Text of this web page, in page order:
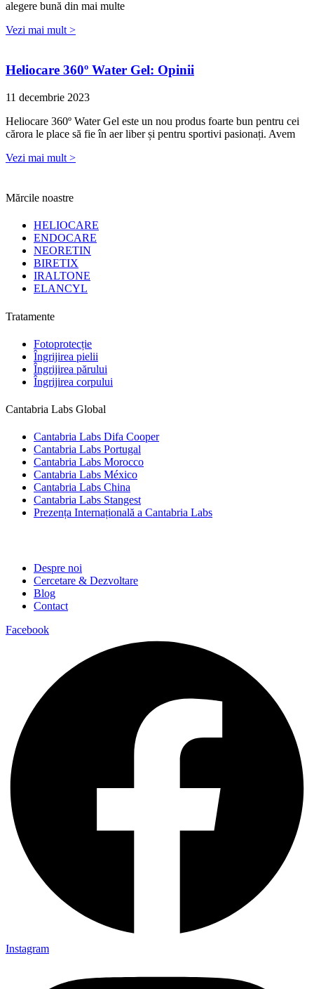
alegere bună din mai multe
Vezi mai mult >
Heliocare 360º Water Gel: Opinii
11 decembrie 2023
Heliocare 360º Water Gel este un nou produs foarte bun pentru cei
cărora le place să fie în aer liber și pentru sportivi pasionați. Avem
Vezi mai mult >
Mărcile noastre
HELIOCARE
ENDOCARE
NEORETIN
BIRETIX
IRALTONE
ELANCYL
Tratamente
Fotoprotecție
Îngrijirea pielii
Îngrijirea părului
Îngrijirea corpului
Cantabria Labs Global
Cantabria Labs Difa Cooper
Cantabria Labs Portugal
Cantabria Labs Morocco
Cantabria Labs México
Cantabria Labs China
Cantabria Labs Stangest
Prezența Internațională a Cantabria Labs
Despre noi
Cercetare & Dezvoltare
Blog
Contact
Facebook
Instagram